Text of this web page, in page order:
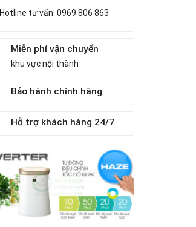
Hotline tư vấn: 0969 806 863
Miễn phí vận chuyển
khu vực nội thành
Bảo hành chính hãng
Hỗ trợ khách hàng 24/7